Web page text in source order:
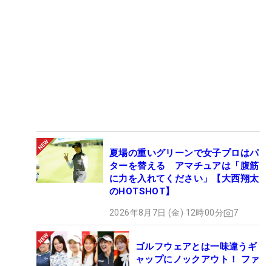
夏場の重いグリーンで女子プロはパ
ターを替える アマチュアは「腹筋
に力を入れてください」【大西翔太
のHOTSHOT】
2026年8月7日 (金) 12時00分 7
ゴルフウェアとは一味違うギ
ャップにノックアウト！ ファ